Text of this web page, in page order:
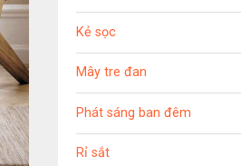
Kẻ sọc
Mây tre đan
Phát sáng ban đêm
Rỉ sắt